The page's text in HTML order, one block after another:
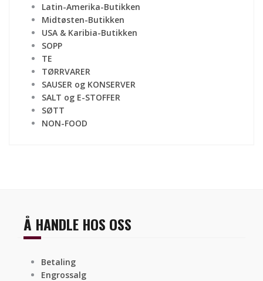
Latin-Amerika-Butikken
Midtøsten-Butikken
USA & Karibia-Butikken
SOPP
TE
TØRRVARER
SAUSER og KONSERVER
SALT og E-STOFFER
SØTT
NON-FOOD
Å HANDLE HOS OSS
Betaling
Engrossalg